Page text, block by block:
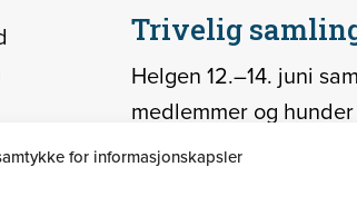
for informasjonskapsler
Trivelig
Helgen 12.–14. juni
medlemmer og
Potehotellet i Bardu.
helg preget av godt